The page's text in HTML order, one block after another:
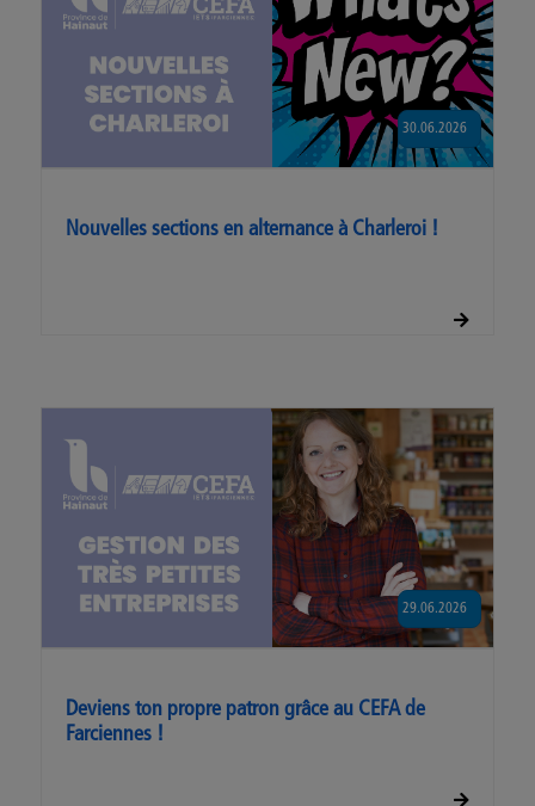
Nouvelles sections en alternance à Charleroi !
30.06.2026
Deviens ton propre patron grâce au CEFA de
Farciennes !
29.06.2026